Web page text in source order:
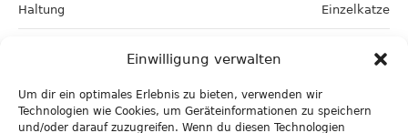
Einwilligung verwalten
Um dir ein optimales Erlebnis zu bieten, verwenden wir
Technologien wie Cookies, um Geräteinformationen zu speichern
und/oder darauf zuzugreifen. Wenn du diesen Technologien
Haltung Einzelkatze
Balkon
Artgenossen